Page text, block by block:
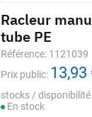
Racleur
tube PE
Référence: 1121039
Prix public: 13,93
stocks / disponibilité
En stock